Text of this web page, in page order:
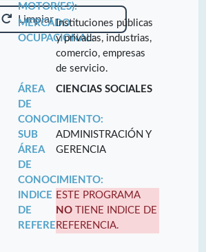
Limpiar
MOTOR(ES):
MERCADO
OCUPACIONAL:
Instituciones públicas
y privadas, industrias,
comercio, empresas
de servicio.
ÁREA
DE
CONOCIMIENTO:
CIENCIAS SOCIALES
SUB
ÁREA
DE
CONOCIMIENTO:
ADMINISTRACIÓN Y
GERENCIA
INDICE
DE
REFERENCIA:
ESTE PROGRAMA
NO TIENE INDICE DE
REFERENCIA.